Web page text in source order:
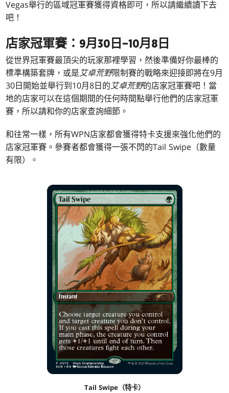
Vegas舉行的區域冠軍賽獲得資格即可，所以請繼續讀下去
吧！
店家冠軍賽：9月30日–10月8日
從世界冠軍賽最頂尖的玩家那裡學習，然後準備好你最棒的
標準構築套牌，或是艾卓荒野限制賽的戰略來迎接即將在9月
30日開始並舉行到10月8日的艾卓荒野的店家冠軍賽吧！當
地的店家可以在這個期間的任何時間點舉行他們的店家冠軍
賽，所以請和你的店家查詢細節。
和往常一樣，所有WPN店家都會獲得特卡支援來強化他們的
店家冠軍賽。參賽者都會獲得一張不閃的Tail Swipe（數量
有限）。
Tail Swipe（特卡）